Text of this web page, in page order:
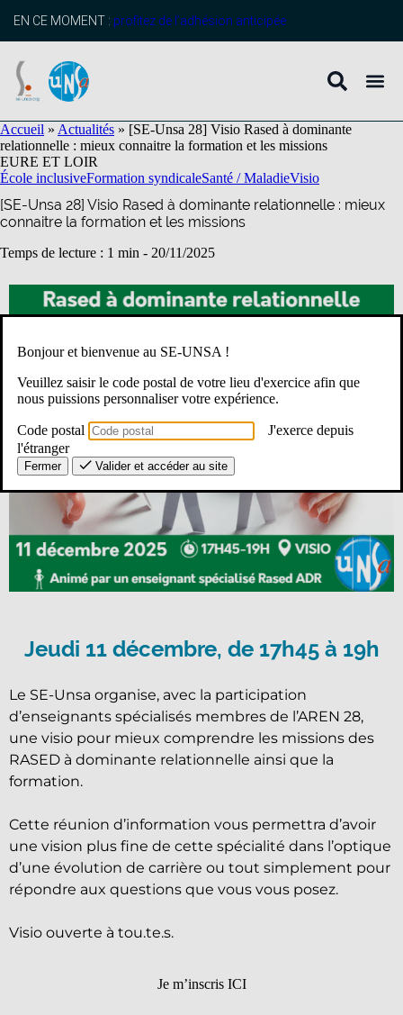
principal
EN CE MOMENT : profitez de l’adhésion anticipée
Accueil » Actualités » [SE-Unsa 28] Visio Rased à dominante
relationnelle : mieux connaitre la formation et les missions
EURE ET LOIR
École inclusiveFormation syndicaleSanté / MaladieVisio
[SE-Unsa 28] Visio Rased à dominante relationnelle : mieux
connaitre la formation et les missions
Temps de lecture : 1 min - 20/11/2025
Jeudi 11 décembre, de 17h45 à 19h
Le SE-Unsa organise, avec la participation
d’enseignants spécialisés membres de l’AREN 28,
une visio pour mieux comprendre les missions des
RASED à dominante relationnelle ainsi que la
formation.
Cette réunion d’information vous permettra d’avoir
une vision plus fine de cette spécialité dans l’optique
d’une évolution de carrière ou tout simplement pour
répondre aux questions que vous vous posez.
Visio ouverte à tou.te.s.
Je m’inscris ICI
Bonjour et bienvenue au SE-UNSA !
Veuillez saisir le code postal de votre lieu d'exercice afin que
nous puissions personnaliser votre expérience.
Code postal
J'exerce depuis
l'étranger
Fermer Valider et accéder au site